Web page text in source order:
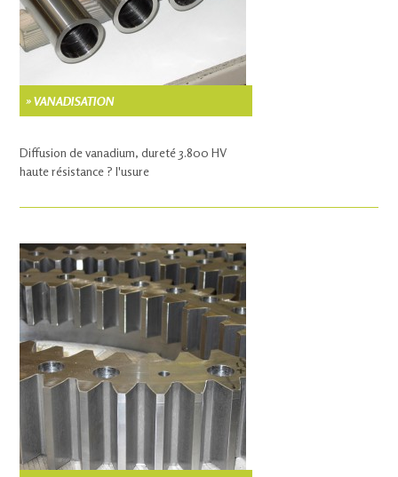
» VANADISATION
Diffusion de vanadium, dureté 3.800 HV
haute résistance ? l'usure